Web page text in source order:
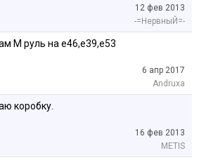
12 фев 2013
-=НервныЙ=-
M руль на e46,e39,e53
6 апр 2017
Andruxa
коробку.
16 фев 2013
METIS